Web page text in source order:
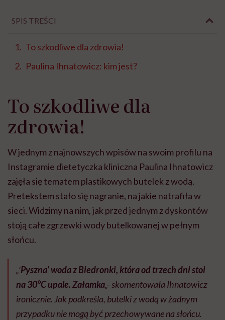
SPIS TREŚCI
To szkodliwe dla zdrowia!
Paulina Ihnatowicz: kim jest?
To szkodliwe dla
zdrowia!
W jednym z najnowszych wpisów na swoim profilu na
Instagramie dietetyczka kliniczna Paulina Ihnatowicz
zajęła się tematem plastikowych butelek z wodą.
Pretekstem stało się nagranie, na jakie natrafiła w
sieci. Widzimy na nim, jak przed jednym z dyskontów
stoją całe zgrzewki wody butelkowanej w pełnym
słońcu.
„’Pyszna’ woda z Biedronki, która od trzech dni stoi
na 30°C upale. Załamka„- skomentowała Ihnatowicz
ironicznie. Jak podkreśla, butelki z wodą w żadnym
przypadku nie mogą być przechowywane na słońcu.